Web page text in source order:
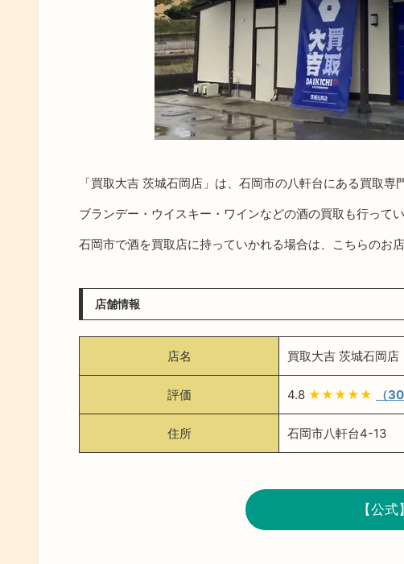
「買取大吉 茨城石岡店」は、石岡市の八軒台にある買取専
ブランデー・ウイスキー・ワインなどの酒の買取も行ってい
石岡市で酒を買取店に持っていかれる場合は、こちらのお
店舗情報
店名 買取大吉 茨城石岡店
評価 4.8 ★★★★★ （30
住所 石岡市八軒台4-13
【公